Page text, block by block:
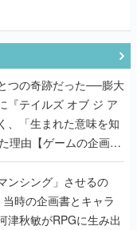
つの奇跡だった──膨大
『テイルズ オブ ジ ア
、「生まれた意味を知
理由【ゲームの企画
ンシング」させるの
時の企画書とキャラ
津秋敏がRPGに生み出